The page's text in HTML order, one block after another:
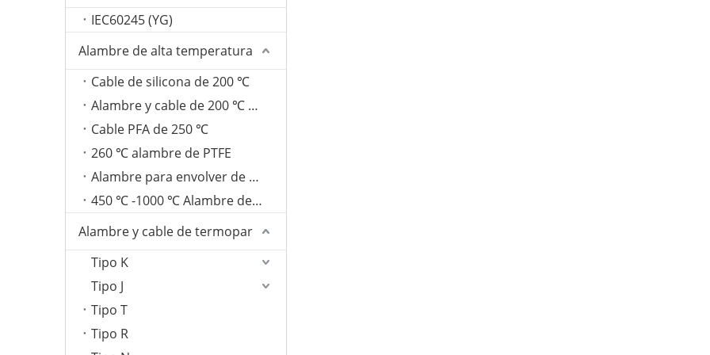
IEC60245 (YG)
Alambre de alta temperatura
Cable de silicona de 200 ℃
Alambre y cable de 200 ℃ FEP
Cable PFA de 250 ℃
260 ℃ alambre de PTFE
Alambre para envolver de fibra de vidrio de 350 ℃
450 ℃ -1000 ℃ Alambre de mica
Alambre y cable de termopar
Tipo K
Tipo J
Tipo T
Tipo R